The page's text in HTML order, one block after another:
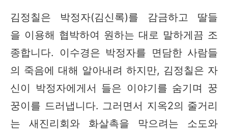
김정칠은 박정자(김신록)를 감금하고 딸들
을 이용해 협박하여 원하는 대로 말하게끔 조
종합니다. 이수경은 박정자를 면담한 사람들
의 죽음에 대해 알아내려 하지만, 김정칠은 자
신이 박정자에게서 들은 이야기를 숨기며 꿍
꿍이를 드러냅니다. 그러면서 지옥2의 줄거리
는 새진리회와 화살촉을 막으려는 소도와